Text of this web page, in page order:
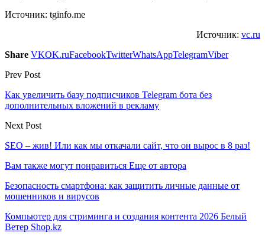
Источник: tginfo.me
Источник: vc.ru
Share VKOK.ruFacebookTwitterWhatsAppTelegramViber
Prev Post
Как увеличить базу подписчиков Telegram бота без
дополнительных вложений в рекламу
Next Post
SEO ‒ жив! Или как мы откачали сайт, что он вырос в 8 раз!
Вам также могут понравиться Еще от автора
Безопасность смартфона: как защитить личные данные от
мошенников и вирусов
Компьютер для стриминга и создания контента 2026 Белый
Ветер Shop.kz